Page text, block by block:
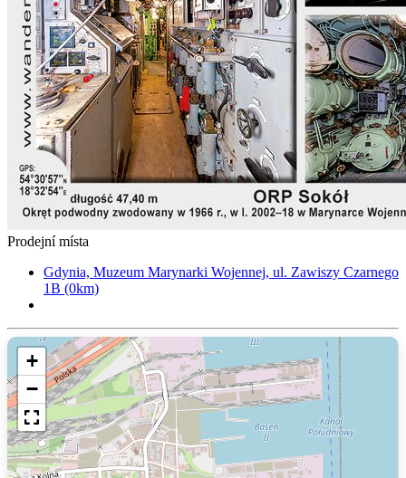
Prodejní místa
Gdynia, Muzeum Marynarki Wojennej, ul. Zawiszy Czarnego
1B (0km)
+
−